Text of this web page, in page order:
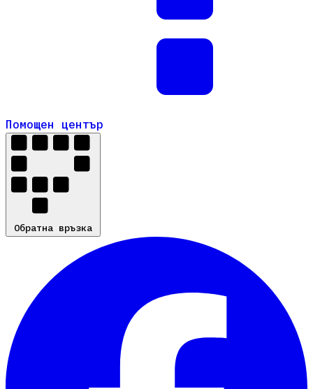
Помощен център
Помощен център
Обратна връзка
Обратна връзка